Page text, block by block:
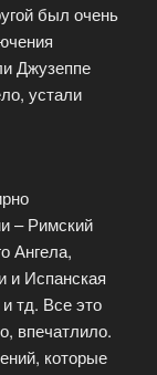
был очень
Джузеппе
устали
– Римский
Ангела,
и Испанская
тд. Все это
впечатлило.
которые